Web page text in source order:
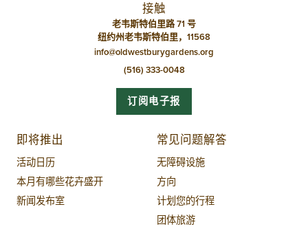
接触
老韦斯特伯里路 71 号
纽约州老韦斯特伯里，11568
info@oldwestburygardens.org
(516) 333-0048
订阅电子报
即将推出
活动日历
本月有哪些花卉盛开
新闻发布室
常见问题解答
无障碍设施
方向
计划您的行程
团体旅游